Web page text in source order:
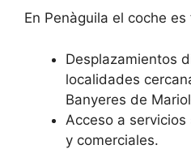
En Penàguila el coche
Desplazamientos
localidades
Banyeres de
Acceso a
y comerciales.